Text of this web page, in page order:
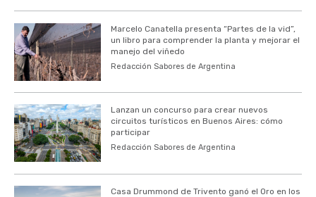
Marcelo Canatella presenta “Partes de la vid”,
un libro para comprender la planta y mejorar el
manejo del viñedo
Redacción Sabores de Argentina
Lanzan un concurso para crear nuevos
circuitos turísticos en Buenos Aires: cómo
participar
Redacción Sabores de Argentina
Casa Drummond de Trivento ganó el Oro en los